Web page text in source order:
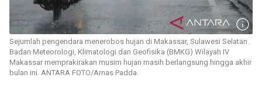
Sejumlah pengendara menerobos hujan di Makassar, Sulawesi Selatan.
Badan Meteorologi, Klimatologi dan Geofisika (BMKG) Wilayah IV
Makassar memprakirakan musim hujan masih berlangsung hingga akhir
bulan ini. ANTARA FOTO/Arnas Padda.